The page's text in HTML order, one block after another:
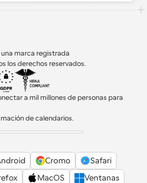
marca registrada
los derechos reservados.
a mil millones de personas para
de calendarios.
Cromo
Safari
MacOS
Ventanas